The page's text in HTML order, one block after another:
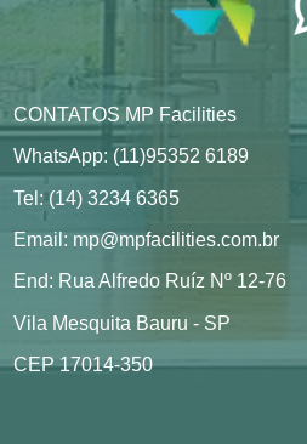
CONTATOS MP Facilities
WhatsApp: (11)95352 6189
Tel: (14) 3234 6365
Email: mp@mpfacilities.com.br
End: Rua Alfredo Ruíz Nº 12-76
Vila Mesquita Bauru - SP
CEP 17014-350